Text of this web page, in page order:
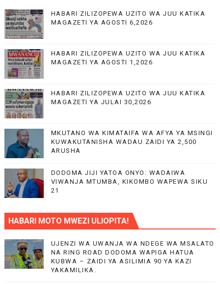
HABARI ZILIZOPEWA UZITO WA JUU KATIKA
MAGAZETI YA AGOSTI 6,2026
HABARI ZILIZOPEWA UZITO WA JUU KATIKA
MAGAZETI YA AGOSTI 1,2026
HABARI ZILIZOPEWA UZITO WA JUU KATIKA
MAGAZETI YA JULAI 30,2026
MKUTANO WA KIMATAIFA WA AFYA YA MSINGI
KUWAKUTANISHA WADAU ZAIDI YA 2,500
ARUSHA
DODOMA JIJI YATOA ONYO: WADAIWA
VIWANJA MTUMBA, KIKOMBO WAPEWA SIKU
21
HABARI MOTO MWEZI ULIOPITA!
UJENZI WA UWANJA WA NDEGE WA MSALATO
NA RING ROAD DODOMA WAPIGA HATUA
KUBWA – ZAIDI YA ASILIMIA 90 YA KAZI
YAKAMILIKA.